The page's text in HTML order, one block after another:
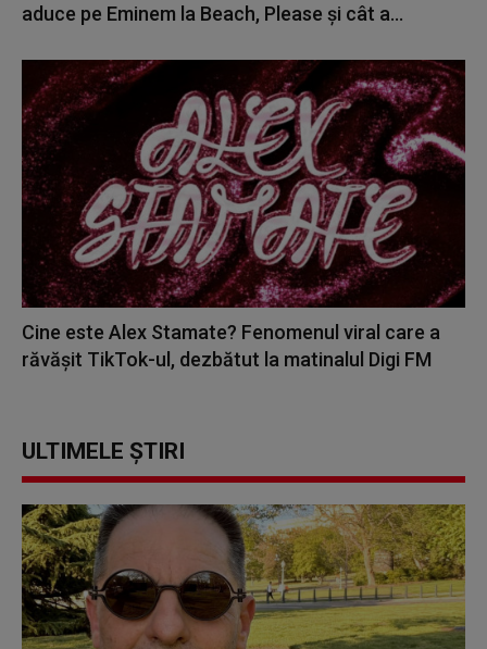
aduce pe Eminem la Beach, Please și cât a...
Cine este Alex Stamate? Fenomenul viral care a
răvășit TikTok-ul, dezbătut la matinalul Digi FM
ULTIMELE ȘTIRI